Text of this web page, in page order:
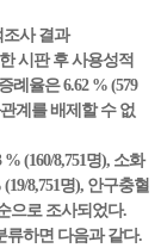
조사 결과
시판 후 사용성적
례율은 6.62 % (579
계를 배제할 수 없
(160/8,751명), 소화
8,751명), 안구충혈
으로 조사되었다.
류하면 다음과 같다.